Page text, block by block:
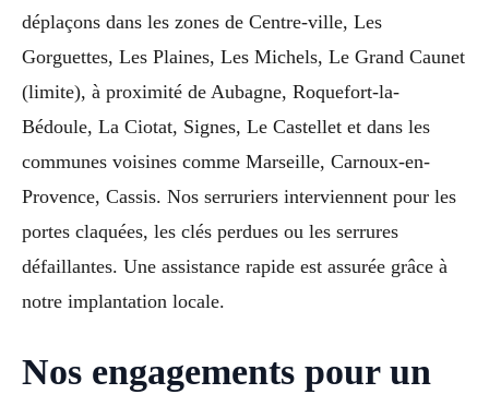
déplaçons dans les zones de Centre-ville, Les
Gorguettes, Les Plaines, Les Michels, Le Grand Caunet
(limite), à proximité de Aubagne, Roquefort-la-
Bédoule, La Ciotat, Signes, Le Castellet et dans les
communes voisines comme Marseille, Carnoux-en-
Provence, Cassis. Nos serruriers interviennent pour les
portes claquées, les clés perdues ou les serrures
défaillantes. Une assistance rapide est assurée grâce à
notre implantation locale.
Nos engagements pour un